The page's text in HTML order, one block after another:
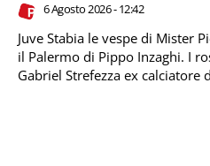
6 Agosto 2026 - 12:42
Juve Stabia le vespe di Mister
il Palermo di Pippo Inzaghi. I
Gabriel Strefezza ex calciatore